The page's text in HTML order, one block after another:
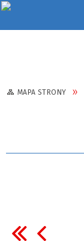
MAPA STRONY